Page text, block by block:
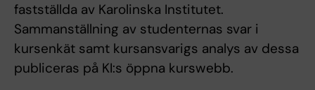
fastställda av Karolinska Institutet.
Sammanställning av studenternas svar i
kursenkät samt kursansvarigs analys av dessa
publiceras på KI:s öppna kurswebb.